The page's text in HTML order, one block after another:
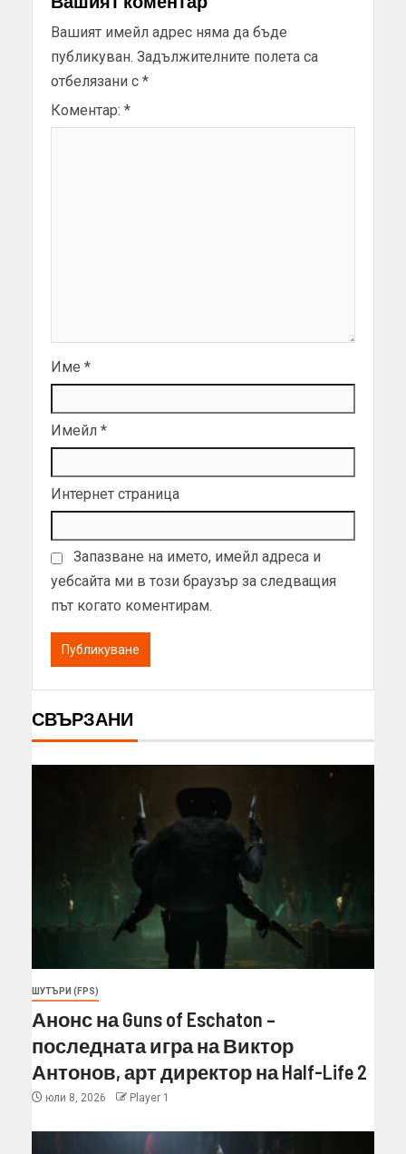
Вашият имейл адрес няма да бъде
публикуван. Задължителните полета са
отбелязани с *
Коментар: *
Име *
Имейл *
Интернет страница
Запазване на името, имейл адреса и
уебсайта ми в този браузър за следващия
път когато коментирам.
СВЪРЗАНИ
ШУТЪРИ (FPS)
Анонс на Guns of Eschaton –
последната игра на Виктор
Антонов, арт директор на Half-Life 2
юли 8, 2026 Player 1